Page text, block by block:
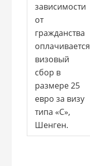
зависимости
от
гражданства
оплачивается
визовый
сбор в
размере 25
евро за визу
типа «C»,
Шенген.